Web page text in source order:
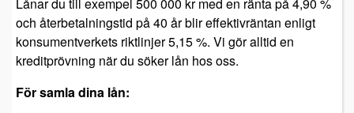
och återbetalningstid på 40 år blir effektivräntan enligt
konsumentverkets riktlinjer 5,15 %. Vi gör alltid en
kreditprövning när du söker lån hos oss.
För samla dina lån: